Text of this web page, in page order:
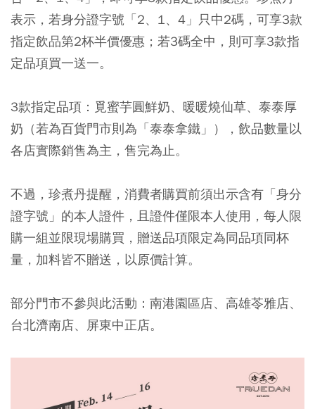
表示，若身分證字號「2、1、4」只中2碼，可享3款
指定飲品第2杯半價優惠；若3碼全中，則可享3款指
定品項買一送一。
3款指定品項：覓蜜芋圓鮮奶、暖暖燒仙草、泰泰厚
奶（若為百貨門市則為「泰泰拿鐵」），飲品數量以
各店實際銷售為主，售完為止。
不過，珍煮丹提醒，消費者購買前須出示含有「身分
證字號」的本人證件，且證件僅限本人使用，每人限
購一組並限現場購買，贈送品項限定為同品項同杯
量，加料皆不贈送，以原價計算。
部分門市不參與此活動：南港園區店、高雄苓雅店、
台北濟南店、屏東中正店。